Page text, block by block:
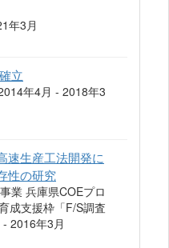
年3月
立
年4月 - 2018年3
速生産工法開発に
性の研究
業 兵庫県COEプロ
成支援枠「F/S調査
2016年3月